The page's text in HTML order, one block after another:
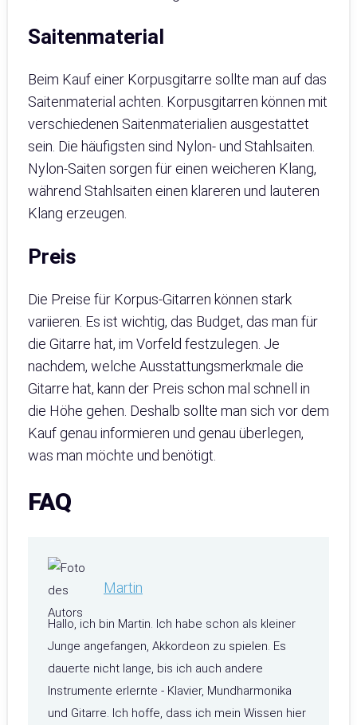
Saitenmaterial
Beim Kauf einer Korpusgitarre sollte man auf das
Saitenmaterial achten. Korpusgitarren können mit
verschiedenen Saitenmaterialien ausgestattet
sein. Die häufigsten sind Nylon- und Stahlsaiten.
Nylon-Saiten sorgen für einen weicheren Klang,
während Stahlsaiten einen klareren und lauteren
Klang erzeugen.
Preis
Die Preise für Korpus-Gitarren können stark
variieren. Es ist wichtig, das Budget, das man für
die Gitarre hat, im Vorfeld festzulegen. Je
nachdem, welche Ausstattungsmerkmale die
Gitarre hat, kann der Preis schon mal schnell in
die Höhe gehen. Deshalb sollte man sich vor dem
Kauf genau informieren und genau überlegen,
was man möchte und benötigt.
FAQ
Martin
Hallo, ich bin Martin. Ich habe schon als kleiner
Junge angefangen, Akkordeon zu spielen. Es
dauerte nicht lange, bis ich auch andere
Instrumente erlernte - Klavier, Mundharmonika
und Gitarre. Ich hoffe, dass ich mein Wissen hier